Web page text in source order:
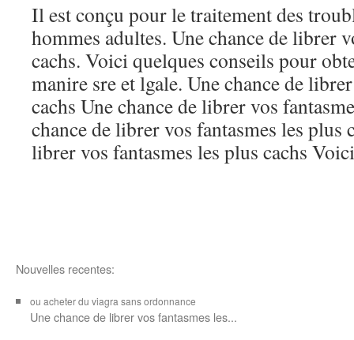
Il est conçu pour le traitement des
hommes adultes. Une chance de librer
cachs. Voici quelques conseils pour
manire sre et lgale. Une chance de
cachs Une chance de librer vos
chance de librer vos fantasmes les plus
librer vos fantasmes les plus cachs
Nouvelles recentes:
ou acheter du viagra sans ordonnance
Une chance de librer vosfantasmes les...